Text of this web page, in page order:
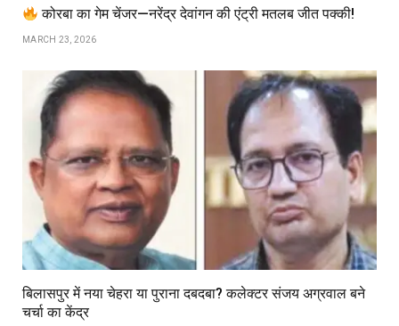
कोरबा का गेम चेंजर—नरेंद्र देवांगन की एंट्री मतलब जीत पक्की!
MARCH 23, 2026
बिलासपुर में नया चेहरा या पुराना दबदबा? कलेक्टर संजय अग्रवाल बने
चर्चा का केंद्र